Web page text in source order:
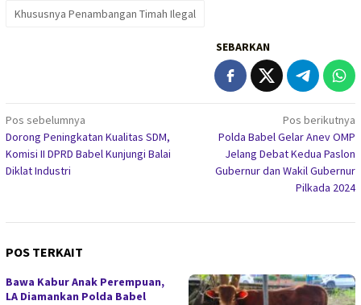
Khususnya Penambangan Timah Ilegal
SEBARKAN
Navigasi
pos
Pos sebelumnya
Dorong Peningkatan Kualitas SDM,
Komisi II DPRD Babel Kunjungi Balai
Diklat Industri
Pos berikutnya
Polda Babel Gelar Anev OMP
Jelang Debat Kedua Paslon
Gubernur dan Wakil Gubernur
Pilkada 2024
POS TERKAIT
Bawa Kabur Anak Perempuan,
LA Diamankan Polda Babel